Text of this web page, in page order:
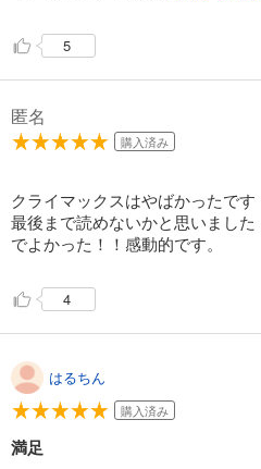
5
匿名
購入済み
クライマックスはやばかったです
最後まで読めないかと思いまし
でよかった！！感動的です。
4
はるちん
購入済み
満足